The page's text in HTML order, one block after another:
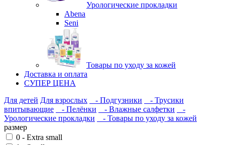
Урологические прокладки
Abena
Seni
Товары по уходу за кожей
Доставка и оплата
СУПЕР ЦЕНА
Для детей Для взрослых - Подгузники
- Трусики
впитывающие
- Пелёнки - Влажные салфетки
-
Урологические прокладки
- Товары по уходу за кожей
размер
0 - Extra small